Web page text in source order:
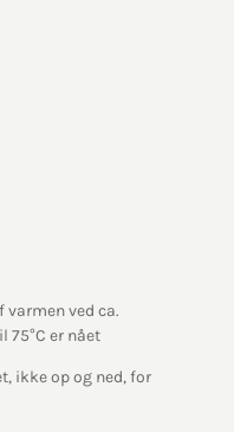
varmen ved ca.
er nået
ikke op og ned, for